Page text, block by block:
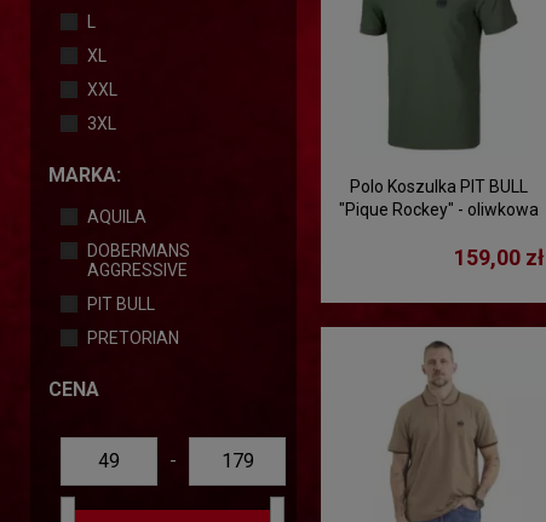
XL
XXL
3XL
MARKA:
AQUILA
DOBERMANS
AGGRESSIVE
PIT BULL
PRETORIAN
CENA
-
Polo Koszulka PIT BULL
"Pique Rockey" - oliwkowa
159,00 zł